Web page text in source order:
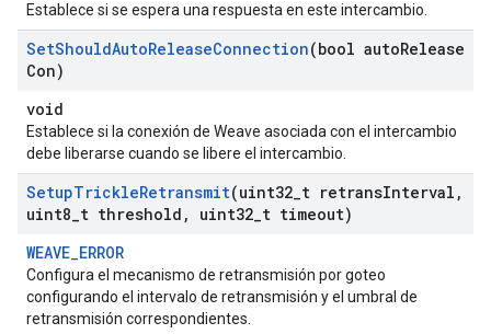
Establece si se espera una respuesta en este intercambio.
SetShouldAutoReleaseConnection(bool autoRelease
Con)
void
Establece si la conexión de Weave asociada con el intercambio
debe liberarse cuando se libere el intercambio.
SetupTrickleRetransmit(uint32 t retransInterval ,
uint8 t threshold , uint32 t timeout)
WEAVE_ERROR
Configura el mecanismo de retransmisión por goteo
configurando el intervalo de retransmisión y el umbral de
retransmisión correspondientes.